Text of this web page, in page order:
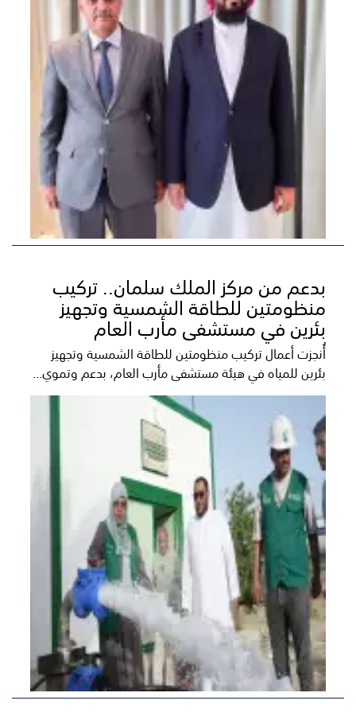
بدعم من مركز الملك سلمان.. تركيب
منظومتين للطاقة الشمسية وتجهيز
بئرين في مستشفى مأرب العام
أُنجزت أعمال تركيب منظومتين للطاقة الشمسية وتجهيز
بئرين للمياه في هيئة مستشفى مأرب العام، بدعم وتموي...